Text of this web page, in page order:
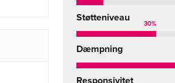
Støtteniveau
30%
Dæmpning
Responsivitet